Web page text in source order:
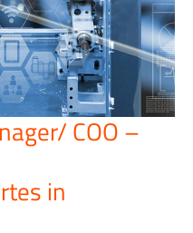
COO –
in